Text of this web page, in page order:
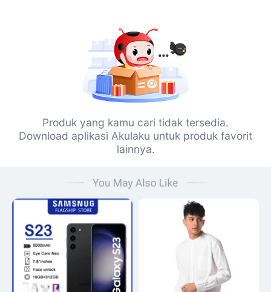
Produk yang kamu cari tidak tersedia.
Download aplikasi Akulaku untuk produk favorit
lainnya.